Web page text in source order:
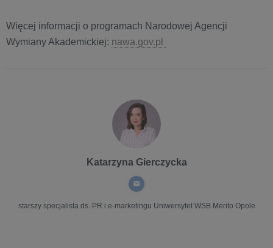
Więcej informacji o programach Narodowej Agencji
Wymiany Akademickiej: nawa.gov.pl
Katarzyna Gierczycka
starszy specjalista ds. PR i e-marketingu Uniwersytet WSB Merito Opole